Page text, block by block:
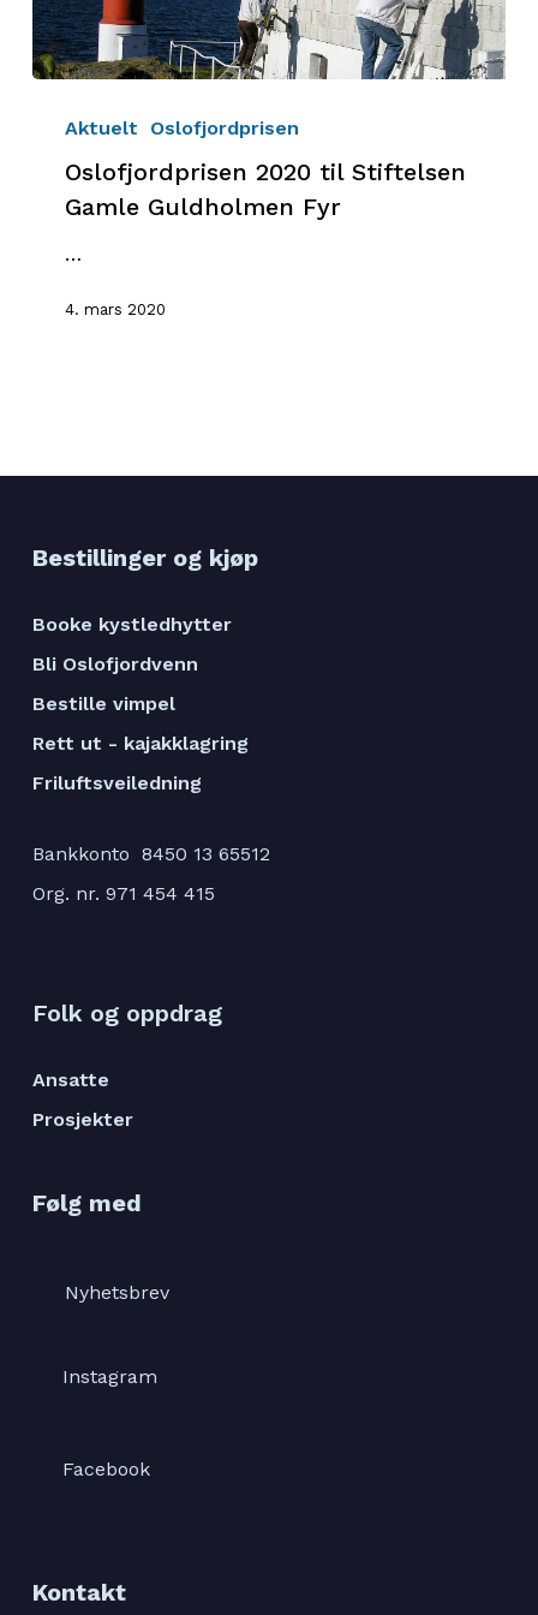
2020
Stiftelsen
Gamle
Aktuelt Oslofjordprisen
Oslofjordprisen 2020 til Stiftelsen
Gamle Guldholmen Fyr
…
4. mars 2020
Bestillinger og kjøp
Booke kystledhytter
Bli Oslofjordvenn
Bestille vimpel
Rett ut - kajakklagring
Friluftsveiledning
Bankkonto 8450 13 65512
Org. nr. 971 454 415
Folk og oppdrag
Ansatte
Prosjekter
Følg med
Nyhetsbrev
Instagram
Facebook
Kontakt